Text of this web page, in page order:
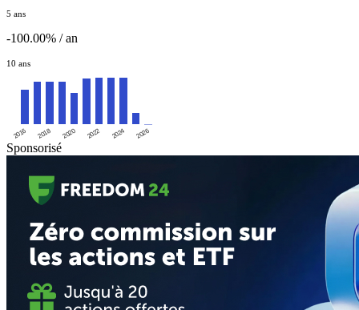
5 ans
-100.00% / an
10 ans
2016 2018 2020 2022 2024 2026
Sponsorisé